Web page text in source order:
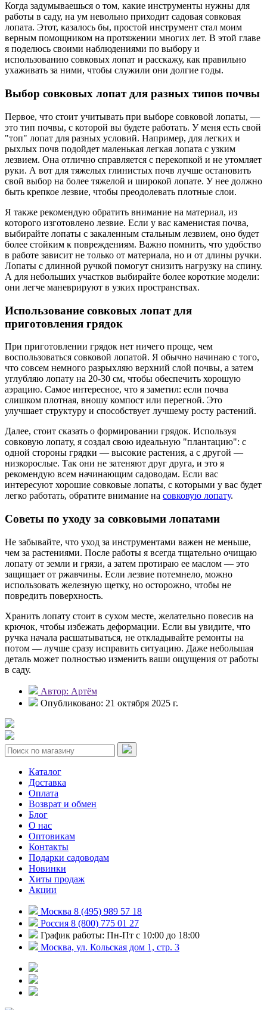
Когда задумываешься о том, какие инструменты нужны для
работы в саду, на ум невольно приходит садовая совковая
лопата. Этот, казалось бы, простой инструмент стал моим
верным помощником на протяжении многих лет. В этой главе
я поделюсь своими наблюдениями по выбору и
использованию совковых лопат и расскажу, как правильно
ухаживать за ними, чтобы служили они долгие годы.
Выбор совковых лопат для разных типов почвы
Первое, что стоит учитывать при выборе совковой лопаты, —
это тип почвы, с которой вы будете работать. У меня есть свой
"топ" лопат для разных условий. Например, для легких и
рыхлых почв подойдет маленькая легкая лопата с узким
лезвием. Она отлично справляется с перекопкой и не утомляет
руки. А вот для тяжелых глинистых почв лучше остановить
свой выбор на более тяжелой и широкой лопате. У нее должно
быть крепкое лезвие, чтобы преодолевать плотные слои.
Я также рекомендую обратить внимание на материал, из
которого изготовлено лезвие. Если у вас каменистая почва,
выбирайте лопаты с закаленным стальным лезвием, оно будет
более стойким к повреждениям. Важно помнить, что удобство
в работе зависит не только от материала, но и от длины ручки.
Лопаты с длинной ручкой помогут снизить нагрузку на спину.
А для небольших участков выбирайте более короткие модели:
они легче маневрируют в узких пространствах.
Использование совковых лопат для
приготовления грядок
При приготовлении грядок нет ничего проще, чем
воспользоваться совковой лопатой. Я обычно начинаю с того,
что совсем немного разрыхляю верхний слой почвы, а затем
углубляю лопату на 20-30 см, чтобы обеспечить хорошую
аэрацию. Самое интересное, что я заметил: если почва
слишком плотная, вношу компост или перегной. Это
улучшает структуру и способствует лучшему росту растений.
Далее, стоит сказать о формировании грядок. Используя
совковую лопату, я создал свою идеальную "плантацию": с
одной стороны грядки — высокие растения, а с другой —
низкорослые. Так они не затеняют друг друга, и это я
рекомендую всем начинающим садоводам. Если вас
интересуют хорошие совковые лопаты, с которыми у вас будет
легко работать, обратите внимание на совковую лопату.
Советы по уходу за совковыми лопатами
Не забывайте, что уход за инструментами важен не меньше,
чем за растениями. После работы я всегда тщательно очищаю
лопату от земли и грязи, а затем протираю ее маслом — это
защищает от ржавчины. Если лезвие потемнело, можно
использовать железную щетку, но осторожно, чтобы не
повредить поверхность.
Хранить лопату стоит в сухом месте, желательно повесив на
крючок, чтобы избежать деформации. Если вы увидите, что
ручка начала расшатываться, не откладывайте ремонты на
потом — лучше сразу исправить ситуацию. Даже небольшая
деталь может полностью изменить ваши ощущения от работы
в саду.
Автор: Артём
Опубликовано: 21 октября 2025 г.
Каталог
Доставка
Оплата
Возврат и обмен
Блог
О нас
Оптовикам
Контакты
Подарки садоводам
Новинки
Хиты продаж
Акции
Москва 8 (495) 989 57 18
Россия 8 (800) 775 01 27
График работы: Пн-Пт с 10:00 до 18:00
Москва, ул. Кольская дом 1, стр. 3